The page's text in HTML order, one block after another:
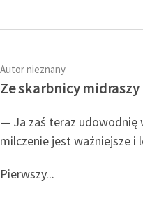
Autor nieznany
Ze skarbnicy midraszy
— Ja zaś teraz udowodnię
milczenie jest ważniejsze i
Pierwszy...